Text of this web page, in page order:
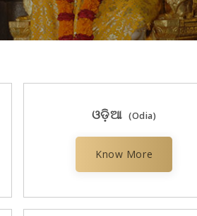
ଓଡ଼ିଆ (Odia)
Know More